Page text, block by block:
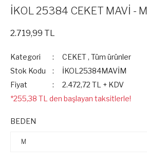
İKOL 25384 CEKET MAVİ - M
2.719,99 TL
Kategori CEKET , Tüm ürünler
Stok Kodu
İKOL25384MAVİM
Fiyat
2.472,72 TL + KDV
*255,38 TL den başlayan taksitlerle!
BEDEN